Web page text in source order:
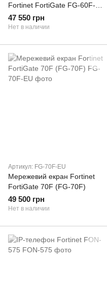
Fortinet FortiGate FG-60F-EU
(FG-60F)
47 550 грн
Нет в наличии
Артикул: FG-70F-EU
Мережевий екран Fortinet
FortiGate 70F (FG-70F)
49 500 грн
Нет в наличии